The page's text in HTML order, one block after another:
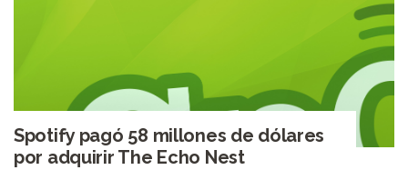
Spotify pagó 58 millones de dólares
por adquirir The Echo Nest